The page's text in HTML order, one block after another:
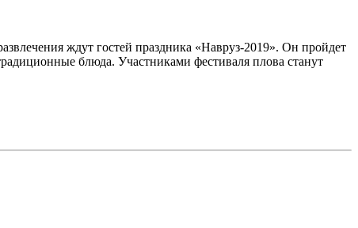
ждут гостей праздника «Навруз-2019». Он пройдет
блюда. Участниками фестиваля плова станут